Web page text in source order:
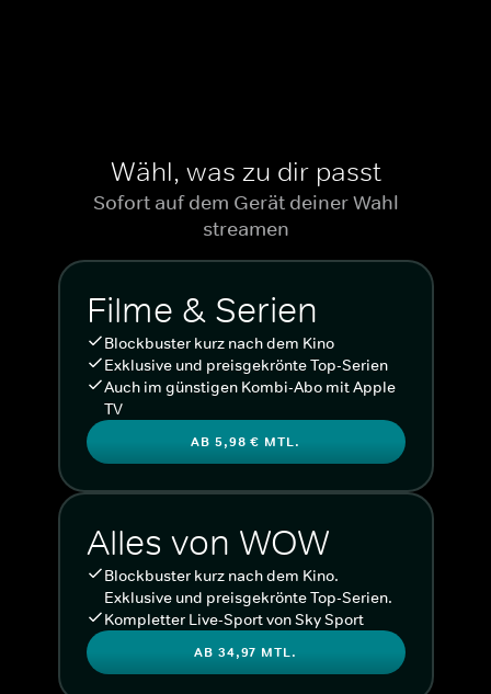
Wähl, was zu dir passt
Sofort auf dem Gerät deiner Wahl
streamen
Filme & Serien
Blockbuster kurz nach dem Kino
Exklusive und preisgekrönte Top-Serien
Auch im günstigen Kombi-Abo mit Apple
TV
AB 5,98 € MTL.
Alles von WOW
Blockbuster kurz nach dem Kino.
Exklusive und preisgekrönte Top-Serien.
Kompletter Live-Sport von Sky Sport
AB 34,97 MTL.